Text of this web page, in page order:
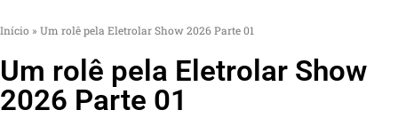
Início » Um rolê pela Eletrolar Show 2026 Parte 01
Um rolê pela Eletrolar Show
2026 Parte 01